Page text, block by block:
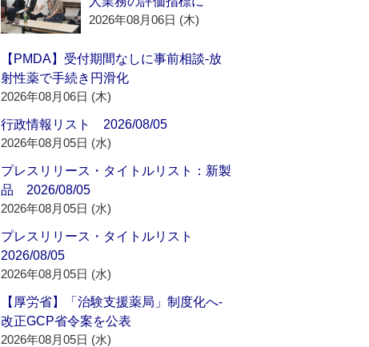
2026年08月06日 (木)
【PMDA】受付期間なしに事前相談‐放
射性薬で手続き円滑化
2026年08月06日 (木)
行政情報リスト 2026/08/05
2026年08月05日 (水)
プレスリリース・タイトルリスト：新製
品 2026/08/05
2026年08月05日 (水)
プレスリリース・タイトルリスト
2026/08/05
2026年08月05日 (水)
【厚労省】「治験支援薬局」制度化へ‐
改正GCP省令案を公表
2026年08月05日 (水)